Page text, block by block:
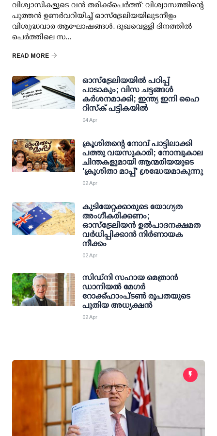
വിശ്വാസികളുടെ വൻ തരിക്ക്പെർത്ത്: വിശ്വാസത്തിന്റെ
പുത്തൻ ഉണർവറിയിച്ച് ഓസ്‌ട്രേലിയയിലുടനീളം
വിശുദ്ധവാര ആഘോഷങ്ങൾ. ദുഖവെള്ളി ദിനത്തിൽ
പെർത്തിലെ സ...
READ MORE
ഓസ്‌ട്രേലിയയിൽ പഠിപ്പ്
പാടാകും; വിസ ചട്ടങ്ങൾ
കർശനമാക്കി; ഇന്ത്യ ഇനി ഹൈ
റിസ്‌ക് പട്ടികയിൽ
04 Apr
‌ക്രൂശിതന്റെ നോവ് പാട്ടിലാക്കി
പത്തു വയസുകാരി; നോമ്പുകാല
ചിന്തകളുമായി ആന്മരിയയുടെ
'ക്രൂശിതാ മാപ്പ്' ശ്രദ്ധേയമാകുന്നു
02 Apr
കുടിയേറ്റക്കാരുടെ യോഗ്യത
അംഗീകരിക്കണം;
ഓസ്‌ട്രേലിയൻ ഉൽപാദനക്ഷമത
വർധിപ്പിക്കാൻ നിർണായക
നീക്കം
02 Apr
സിഡ്‌നി സഹായ മെത്രാൻ
ഡാനിയൽ മേഗർ
റോക്ക്‌ഹാംപ്ടൺ രൂപതയുടെ
പുതിയ അധ്യക്ഷൻ
02 Apr